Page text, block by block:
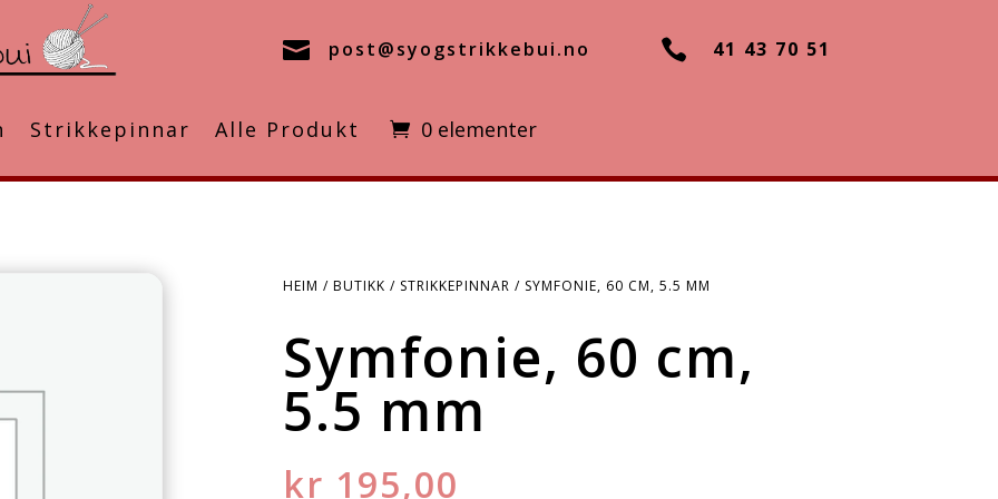
 post@syogstrikkebui.no  41 43 70 51
Strikkepinnar Alle Produkt 0 elementer
HEIM / BUTIKK / STRIKKEPINNAR / SYMFONIE, 60 CM, 5.5 MM
Symfonie, 60 cm,
5.5 mm
kr 195,00